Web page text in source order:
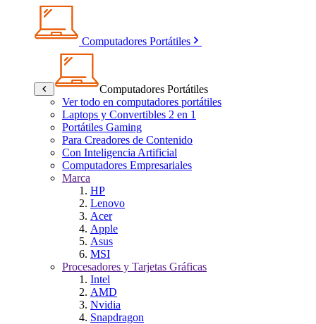
Computadores Portátiles
Computadores Portátiles
Ver todo en computadores portátiles
Laptops y Convertibles 2 en 1
Portátiles Gaming
Para Creadores de Contenido
Con Inteligencia Artificial
Computadores Empresariales
Marca
HP
Lenovo
Acer
Apple
Asus
MSI
Procesadores y Tarjetas Gráficas
Intel
AMD
Nvidia
Snapdragon